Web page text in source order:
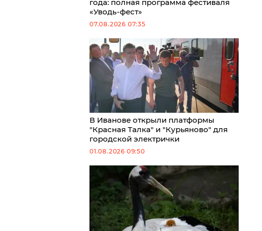
года: полная программа фестиваля
«Уводь-фест»
07.08.2026 07:35
В Иванове открыли платформы
"Красная Талка" и "Курьяново" для
городской электрички
01.08.2026 09:50